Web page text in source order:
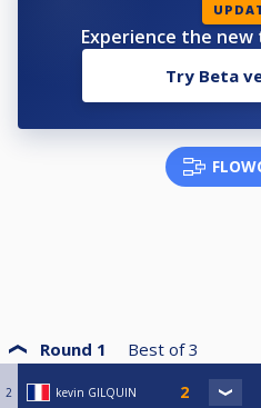
Experience the
Try Beta
Round 1 Best of 3
2 kevin GILQUIN